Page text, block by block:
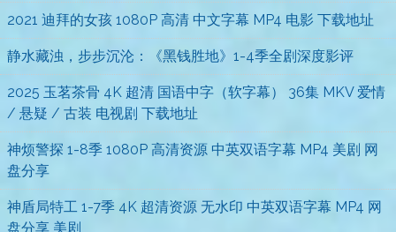
2021 迪拜的女孩 1080P 高清 中文字幕 MP4 电影 下载地址
静水藏浊，步步沉沦：《黑钱胜地》1-4季全剧深度影评
2025 玉茗茶骨 4K 超清 国语中字（软字幕） 36集 MKV 爱情
/ 悬疑 / 古装 电视剧 下载地址
神烦警探 1-8季 1080P 高清资源 中英双语字幕 MP4 美剧 网
盘分享
神盾局特工 1-7季 4K 超清资源 无水印 中英双语字幕 MP4 网
盘分享 美剧